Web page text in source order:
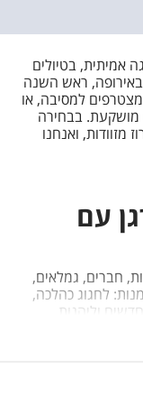
אמיתית, בטיולים
באירופה, ראש השנה
למסיבה, או
מושקעת. בבחירה
מזוודות, ואנחנו
עם
חברים, גמלאים,
לחגוג כהלכה,
וליהנות
הרגשה כמו אחרי